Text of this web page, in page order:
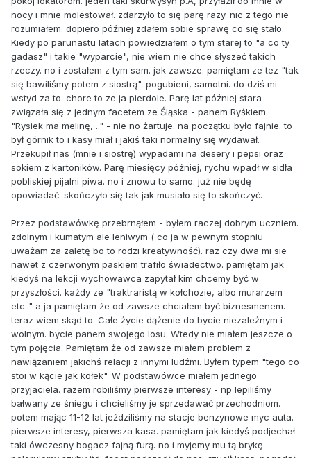
nocy i mnie molestował. zdarzyło to się parę razy. nic z tego nie
rozumiałem. dopiero później zdałem sobie sprawę co się stało.
Kiedy po parunastu latach powiedziałem o tym starej to "a co ty
gadasz" i takie "wyparcie", nie wiem nie chce słyszeć takich
rzeczy. no i zostałem z tym sam. jak zawsze. pamiętam ze tez "tak
się bawiliśmy potem z siostrą". pogubieni, samotni. do dziś mi
wstyd za to. chore to ze ja pierdole. Parę lat później stara
związała się z jednym facetem ze Śląska - panem Ryśkiem.
"Rysiek ma melinę, .." - nie no żartuje. na początku było fajnie. to
był górnik to i kasy miał i jakiś taki normalny się wydawał.
Przekupił nas (mnie i siostrę) wypadami na desery i pepsi oraz
sokiem z kartoników. Parę miesięcy później, rychu wpadł w sidła
pobliskiej pijalni piwa. no i znowu to samo. już nie będę
opowiadać. skończyło się tak jak musiało się to skończyć.
Przez podstawówkę przebrnąłem - byłem raczej dobrym uczniem.
zdolnym i kumatym ale leniwym ( co ja w pewnym stopniu
uważam za zaletę bo to rodzi kreatywność). raz czy dwa mi sie
nawet z czerwonym paskiem trafiło świadectwo. pamiętam jak
kiedyś na lekcji wychowawca zapytał kim chcemy być w
przyszłości. każdy ze "traktraristą w kołchozie, albo murarzem
etc.." a ja pamiętam że od zawsze chciałem być biznesmenem.
teraz wiem skąd to. Całe życie dążenie do bycie niezależnym i
wolnym. bycie panem swojego losu. Wtedy nie miałem jeszcze o
tym pojęcia. Pamiętam że od zawsze miałem problem z
nawiązaniem jakichś relacji z innymi ludźmi. Byłem typem "tego co
stoi w kącie jak kołek". W podstawówce miałem jednego
przyjaciela. razem robiliśmy pierwsze interesy - np lepiliśmy
bałwany ze śniegu i chcieliśmy je sprzedawać przechodniom.
potem mając 11-12 lat jeździliśmy na stacje benzynowe myc auta.
pierwsze interesy, pierwsza kasa. pamiętam jak kiedyś podjechał
taki ówczesny bogacz fajną furą. no i myjemy mu tą brykę